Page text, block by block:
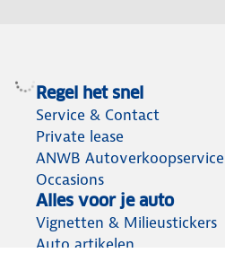
Regel het snel
Service & Contact
Private lease
ANWB Autoverkoopservice
Occasions
Alles voor je auto
Vignetten & Milieustickers
Auto artikelen